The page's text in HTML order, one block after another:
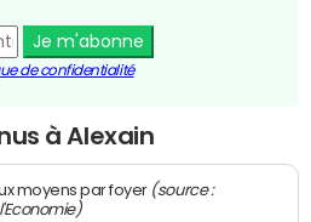
Je m'abonne
de confidentialité
à Alexain
moyens par foyer (source :